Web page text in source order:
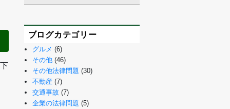
ブログカテゴリー
グルメ (6)
その他(46)
その他法律問題 (30)
不動産(7)
交通事故 (7)
企業の法律問題 (5)